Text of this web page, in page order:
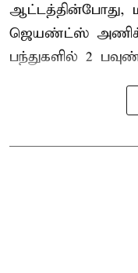
ஆட்டத்தின்போது,
ஜெயண்ட்ஸ்
பந்துகளில் 2